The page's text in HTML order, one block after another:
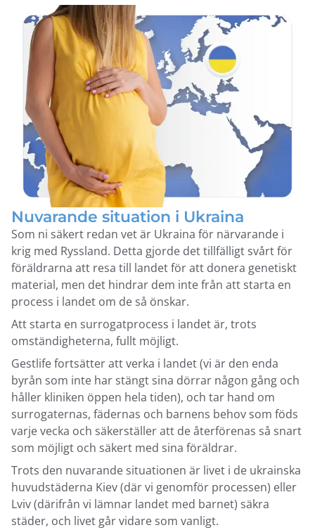
Nuvarande situation i Ukraina
Som ni säkert redan vet är Ukraina för närvarande i
krig med Ryssland. Detta gjorde det tillfälligt svårt för
föräldrarna att resa till landet för att donera genetiskt
material, men det hindrar dem inte från att starta en
process i landet om de så önskar.
Att starta en surrogatprocess i landet är, trots
omständigheterna, fullt möjligt.
Gestlife fortsätter att verka i landet (vi är den enda
byrån som inte har stängt sina dörrar någon gång och
håller kliniken öppen hela tiden), och tar hand om
surrogaternas, fädernas och barnens behov som föds
varje vecka och säkerställer att de återförenas så snart
som möjligt och säkert med sina föräldrar.
Trots den nuvarande situationen är livet i de ukrainska
huvudstäderna Kiev (där vi genomför processen) eller
Lviv (därifrån vi lämnar landet med barnet) säkra
städer, och livet går vidare som vanligt.